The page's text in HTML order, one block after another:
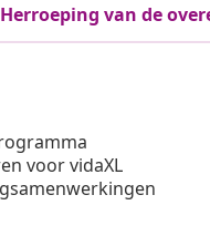
Herroeping van de
voor vidaXL